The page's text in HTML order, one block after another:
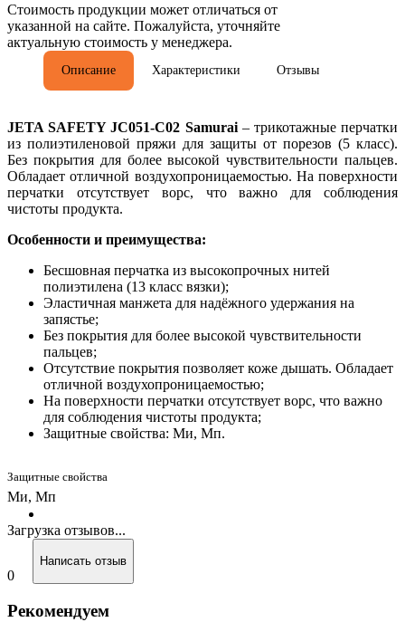
Стоимость продукции может отличаться от
указанной на сайте. Пожалуйста, уточняйте
актуальную стоимость у менеджера.
Описание Характеристики Отзывы
JETA SAFETY JC051-C02 Samurai– трикотажные перчатки
из полиэтиленовой пряжи для защиты от порезов (5 класс).
Без покрытия для более высокой чувствительности пальцев.
Обладает отличной воздухопроницаемостью. На поверхности
перчатки отсутствует ворс, что важно для соблюдения
чистоты продукта.
Особенности и преимущества:
Бесшовная перчатка из высокопрочных нитей
полиэтилена (13 класс вязки);
Эластичная манжета для надёжного удержания на
запястье;
Без покрытия для более высокой чувствительности
пальцев;
Отсутствие покрытия позволяет коже дышать. Обладает
отличной воздухопроницаемостью;
На поверхности перчатки отсутствует ворс, что важно
для соблюдения чистоты продукта;
Защитные свойства: Ми, Мп.
Защитные свойства
Ми, Мп
Загрузка отзывов...
0
Написать отзыв
Рекомендуем